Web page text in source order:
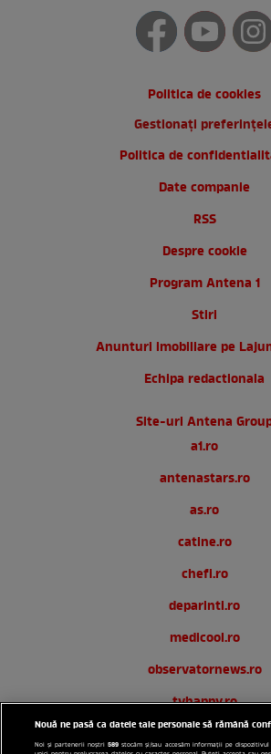
Politica de cookies
Gestionați
Politica de
Date companie
RSS
Despre cookie
Program Antena 1
Stiri
Anunturi imobiliare pe
Echipa redactionala
Site-uri Antena
a1.ro
antenastars.ro
as.ro
catine.ro
chefi.ro
deparinti.ro
medicool.ro
observatornews.ro
tvhappy.ro
useit.ro
Nouă ne pasă ca datele tale personale să rămână
Noi și partenerii noștri589 stocăm și/sau accesăm informații pe